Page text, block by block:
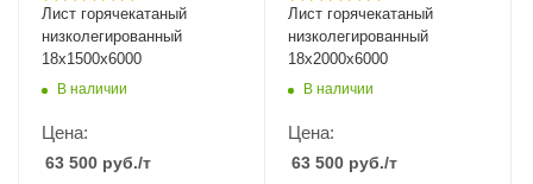
Лист горячекатаный
низколегированный
18х1500х6000
В наличии
Цена:
63 500 руб./т
Лист горячекатаный
низколегированный
18х2000х6000
В наличии
Цена:
63 500 руб./т